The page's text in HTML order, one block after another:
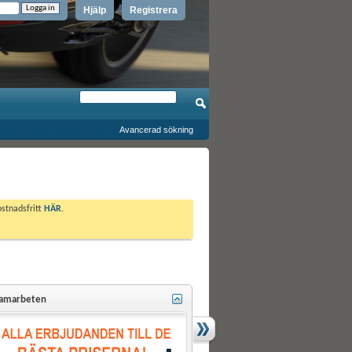
Registrera
Hjälp
Avancerad sökning
HÄR.